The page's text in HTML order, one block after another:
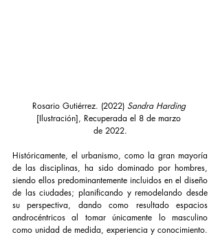
Rosario Gutiérrez. (2022) Sandra Harding
[Ilustración], Recuperada el 8 de marzo
de 2022.
Históricamente, el urbanismo, como la gran mayoría
de las disciplinas, ha sido dominado por hombres,
siendo ellos predominantemente incluidos en el diseño
de las ciudades; planificando y remodelando desde
su perspectiva, dando como resultado espacios
androcéntricos al tomar únicamente lo masculino